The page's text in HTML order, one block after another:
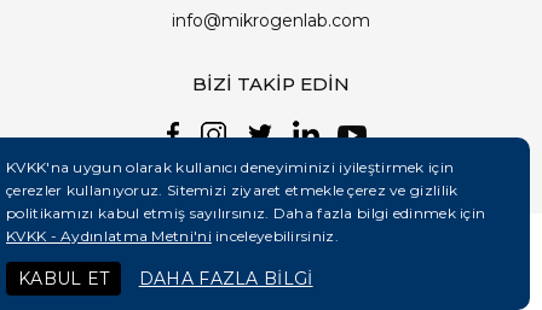
info@mikrogenlab.com
BİZİ TAKİP EDİN
Teknobay (+90 444 5 331)
KVKK'na uygun olarak kullanıcı deneyiminizi iyileştirmek için
çerezler kullanıyoruz. Sitemizi ziyaret etmekle çerez ve gizlilik
politikamızı kabul etmiş sayılırsınız. Daha fazla bilgi edinmek için
KVKK - Aydınlatma Metni'ni inceleyebilirsiniz.
KABUL ET DAHA FAZLA BİLGİ